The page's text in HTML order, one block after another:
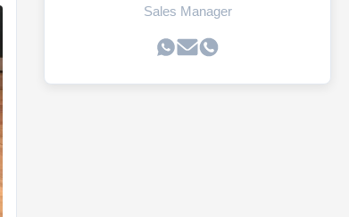
Sales Manager